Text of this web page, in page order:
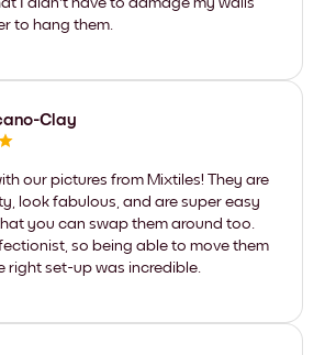
to hang them.
Clay
our pictures from Mixtiles! They are
look fabulous, and are super easy
you can swap them around too.
so being able to move them
right set-up was incredible.